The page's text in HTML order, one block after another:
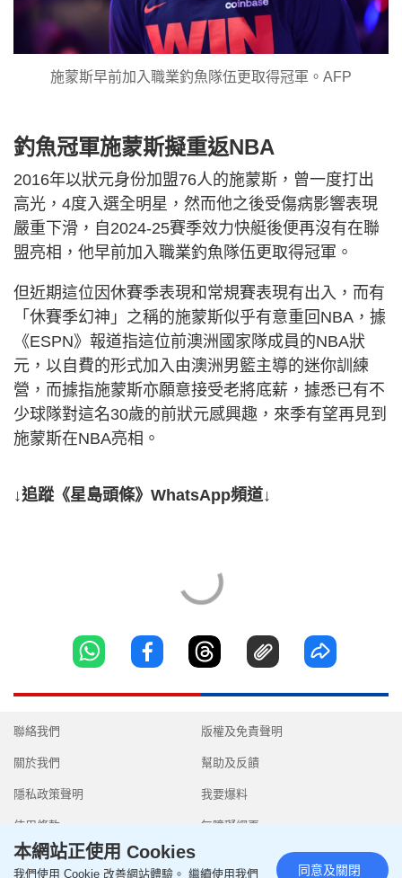
施蒙斯早前加入職業釣魚隊伍更取得冠軍。AFP
釣魚冠軍施蒙斯擬重返NBA
2016年以狀元身份加盟76人的施蒙斯，曾一度打出
高光，4度入選全明星，然而他之後受傷病影響表現
嚴重下滑，自2024-25賽季效力快艇後便再沒有在聯
盟亮相，他早前加入職業釣魚隊伍更取得冠軍。
但近期這位因休賽季表現和常規賽表現有出入，而有
「休賽季幻神」之稱的施蒙斯似乎有意重回NBA，據
《ESPN》報道指這位前澳洲國家隊成員的NBA狀
元，以自費的形式加入由澳洲男籃主導的迷你訓練
營，而據指施蒙斯亦願意接受老將底薪，據悉已有不
少球隊對這名30歲的前狀元感興趣，來季有望再見到
施蒙斯在NBA亮相。
↓追蹤《星島頭條》WhatsApp頻道↓
聯絡我們
關於我們
隱私政策聲明
使用條款
版權及免責聲明
幫助及反饋
我要爆料
無障礙網頁
本網站正使用 Cookies
我們使用 Cookie 改善網站體驗。 繼續使用我們 同意及關閉